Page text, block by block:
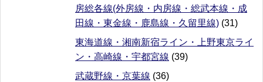
房総各線(外房線・内房線・総武本線・成
田線・東金線・鹿島線・久留里線) (31)
東海道線・湘南新宿ライン・上野東京ライ
ン・高崎線・宇都宮線 (39)
武蔵野線・京葉線 (36)